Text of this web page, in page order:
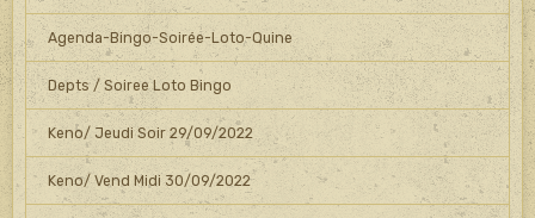
Agenda-Bingo-Soirée-Loto-Quine
Depts / Soiree Loto Bingo
Keno/ Jeudi Soir 29/09/2022
Keno/ Vend Midi 30/09/2022